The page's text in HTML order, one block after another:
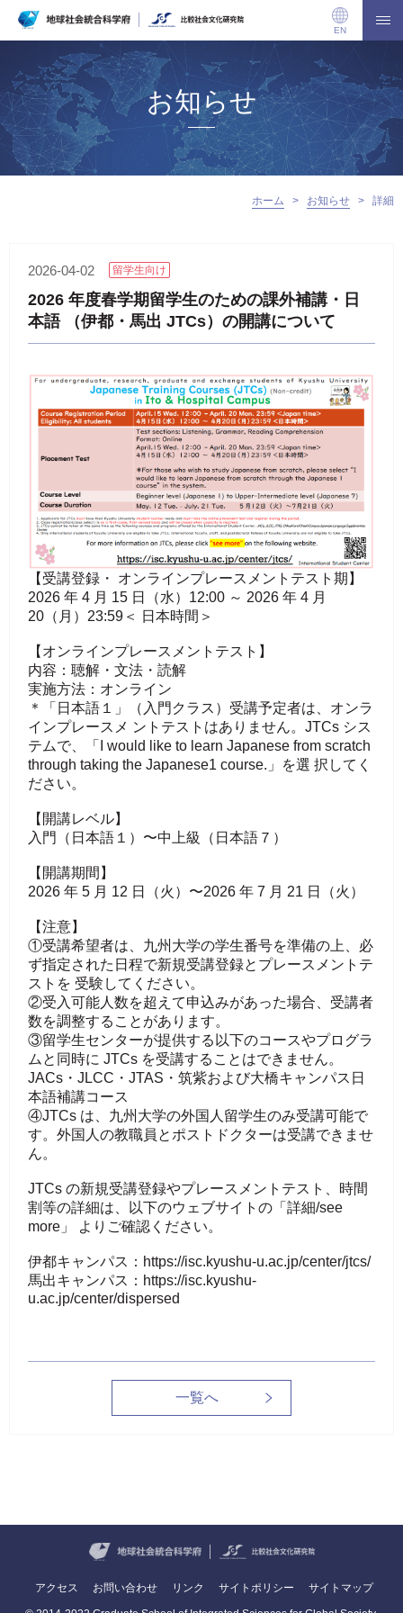
EN
お知らせ
ホーム > お知らせ > 詳細
2026-04-02 留学生向け
2026 年度春学期留学生のための課外補講・日
本語 （伊都・馬出 JTCs）の開講について
【受講登録・ オンラインプレースメントテスト期】
2026 年 4 月 15 日（水）12:00 ～ 2026 年 4 月
20（月）23:59＜ 日本時間＞
【オンラインプレースメントテスト】
内容：聴解・文法・読解
実施方法：オンライン
＊「日本語１」（入門クラス）受講予定者は、オンラ
インプレースメ ントテストはありません。JTCs シス
テムで、「I would like to learn Japanese from scratch
through taking the Japanese1 course.」を選 択してく
ださい。
【開講レベル】
入門（日本語１）〜中上級（日本語７）
【開講期間】
2026 年 5 月 12 日（火）〜2026 年 7 月 21 日（火）
【注意】
①受講希望者は、九州大学の学生番号を準備の上、必
ず指定された日程で新規受講登録とプレースメントテ
ストを 受験してください。
②受入可能人数を超えて申込みがあった場合、受講者
数を調整することがあります。
③留学生センターが提供する以下のコースやプログラ
ムと同時に JTCs を受講することはできません。
JACs・JLCC・JTAS・筑紫および大橋キャンパス日
本語補講コース
④JTCs は、九州大学の外国人留学生のみ受講可能で
す。外国人の教職員とポストドクターは受講できませ
ん。
JTCs の新規受講登録やプレースメントテスト、時間
割等の詳細は、以下のウェブサイトの「詳細/see
more」 よりご確認ください。
伊都キャンパス：https://isc.kyushu-u.ac.jp/center/jtcs/
馬出キャンパス：https://isc.kyushu-
u.ac.jp/center/dispersed
一覧へ
アクセス お問い合わせ リンク サイトポリシー サイトマップ